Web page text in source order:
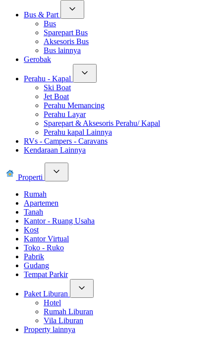
Bus & Part
Bus
Sparepart Bus
Aksesoris Bus
Bus lainnya
Gerobak
Perahu - Kapal
Ski Boat
Jet Boat
Perahu Memancing
Perahu Layar
Sparepart & Aksesoris Perahu/ Kapal
Perahu kapal Lainnya
RVs - Campers - Caravans
Kendaraan Lainnya
Properti
Rumah
Apartemen
Tanah
Kantor - Ruang Usaha
Kost
Kantor Virtual
Toko - Ruko
Pabrik
Gudang
Tempat Parkir
Paket Liburan
Hotel
Rumah Liburan
Vila Liburan
Property lainnya